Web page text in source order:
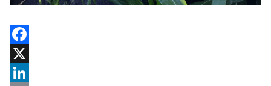
Facebook
X